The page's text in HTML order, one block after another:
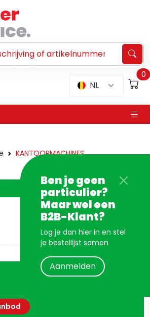
NL
0
Ben je geen
particulier?
Maar wel een
B2B-Klant?
Log je dan hier in en stel
je bestellijst samen
Aanmelden
KANTOORMACHINES